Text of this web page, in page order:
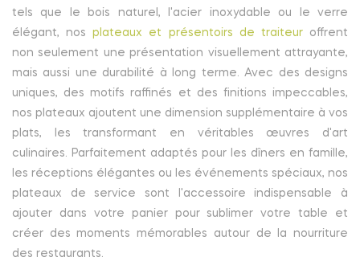
tels que le bois naturel, l'acier inoxydable ou le verre
élégant, nosplateaux et présentoirs de traiteuroffrent
non seulement une présentation visuellement attrayante,
mais aussi une durabilité à long terme. Avec des designs
uniques, des motifs raffinés et des finitions impeccables,
nos plateaux ajoutent une dimension supplémentaire à vos
plats, les transformant en véritables œuvres d'art
culinaires. Parfaitement adaptés pour les dîners en famille,
les réceptions élégantes ou les événements spéciaux, nos
plateaux de service sont l'accessoire indispensable à
ajouter dans votre panier pour sublimer votre table et
créer des moments mémorables autour de la nourriture
des restaurants.